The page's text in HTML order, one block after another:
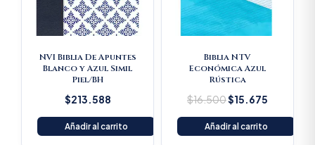
NVI Biblia De Apuntes
Blanco y Azul Simil
Piel/BH
$213.588
Añadir al carrito
Biblia NTV
Económica Azul
Rústica
$16.500$15.675
Añadir al carrito